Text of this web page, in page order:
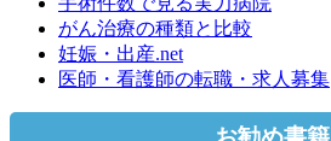
がん治療の種類と比較
妊娠・出産.net
医師・看護師の転職・求人募集